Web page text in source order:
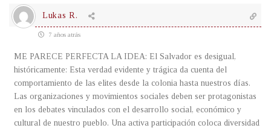
Lukas R.
7 años atrás
ME PARECE PERFECTA LA IDEA: El Salvador es desigual,
históricamente: Esta verdad evidente y trágica da cuenta del
comportamiento de las elites desde la colonia hasta nuestros días.
Las organizaciones y movimientos sociales deben ser protagonistas
en los debates vinculados con el desarrollo social, económico y
cultural de nuestro pueblo. Una activa participación coloca diversidad